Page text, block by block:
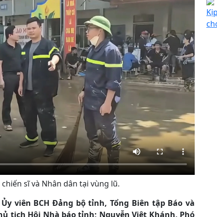
sĩ và Nhân dân tại vùng lũ.
viên BCH Đảng bộ tỉnh, Tổng Biên tập Báo và
tịch Hội Nhà báo tỉnh; Nguyễn Việt Khánh, Phó